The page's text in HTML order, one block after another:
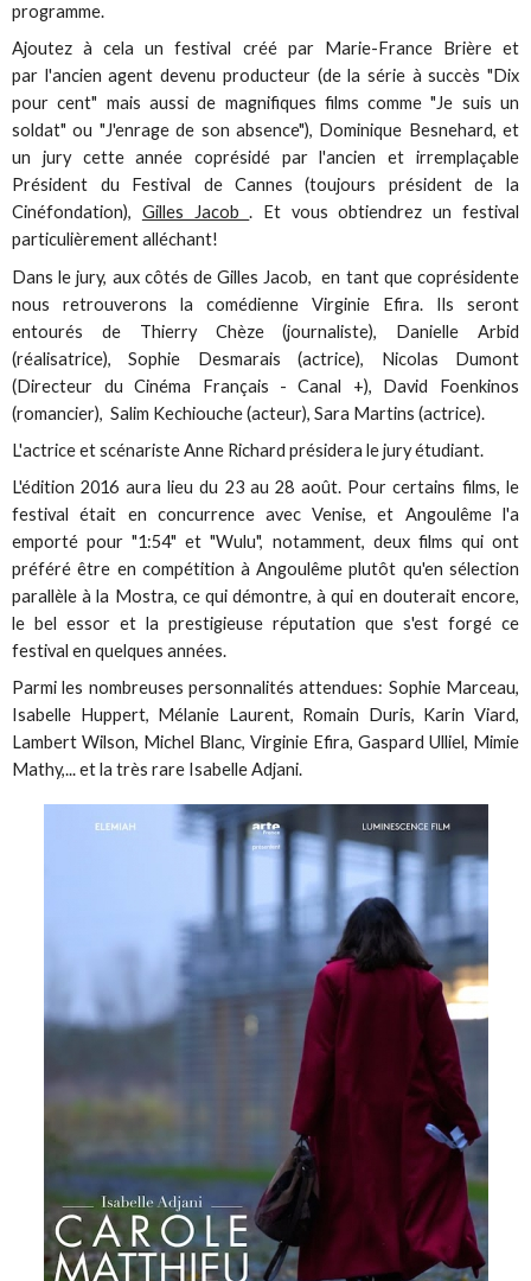
programme.
Ajoutez à cela un festival créé par Marie-France Brière et
par l'ancien agent devenu producteur (de la série à succès "Dix
pour cent" mais aussi de magnifiques films comme "Je suis un
soldat" ou "J'enrage de son absence"), Dominique Besnehard, et
un jury cette année coprésidé par l'ancien et irremplaçable
Président du Festival de Cannes (toujours président de la
Cinéfondation), Gilles Jacob. Et vous obtiendrez un festival
particulièrement alléchant!
Dans le jury, aux côtés de Gilles Jacob, en tant que coprésidente
nous retrouverons la comédienne Virginie Efira. Ils seront
entourés de Thierry Chèze (journaliste), Danielle Arbid
(réalisatrice), Sophie Desmarais (actrice), Nicolas Dumont
(Directeur du Cinéma Français - Canal +), David Foenkinos
(romancier), Salim Kechiouche (acteur), Sara Martins (actrice).
L'actrice et scénariste Anne Richard présidera le jury étudiant.
L'édition 2016 aura lieu du 23 au 28 août. Pour certains films, le
festival était en concurrence avec Venise, et Angoulême l'a
emporté pour "1:54" et "Wulu", notamment, deux films qui ont
préféré être en compétition à Angoulême plutôt qu'en sélection
parallèle à la Mostra, ce qui démontre, à qui en douterait encore,
le bel essor et la prestigieuse réputation que s'est forgé ce
festival en quelques années.
Parmi les nombreuses personnalités attendues: Sophie Marceau,
Isabelle Huppert, Mélanie Laurent, Romain Duris, Karin Viard,
Lambert Wilson, Michel Blanc, Virginie Efira, Gaspard Ulliel, Mimie
Mathy,... et la très rare Isabelle Adjani.